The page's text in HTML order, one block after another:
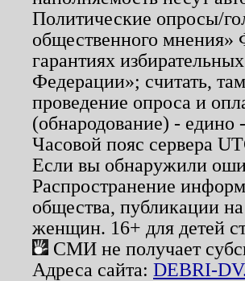
Политические опросы/
общественного мнения»
гарантиях
Федерации»; считать,
проведение опроса и
(обнародование) - едино
Часовой пояс сервера
Если вы обнаружили
Распространение
общества, публикации
женщин. 16+ для детей
СМИ не получает
Адреса сайта: DEBRI-